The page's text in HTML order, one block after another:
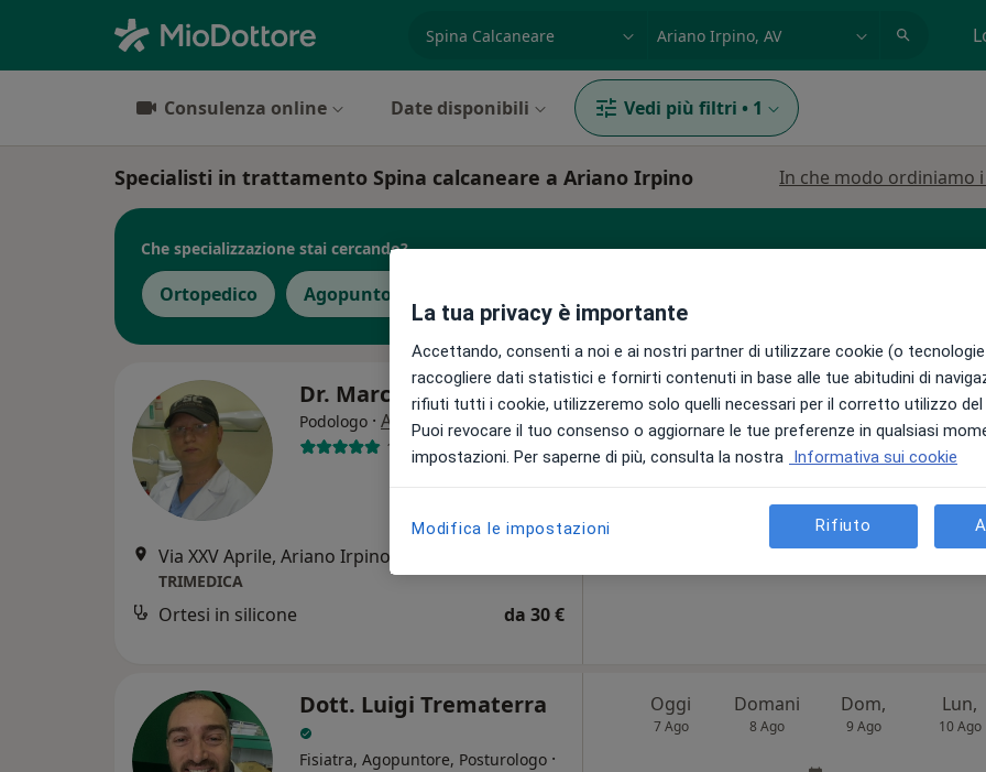
Consulenza online Date disponibili Vedi più filtri • 1
Specialisti in trattamento Spina calcaneare a Ariano Irpino In che modo ordiniamo
Che specializzazione stai cercando?
Ortopedico Agopuntore
Dr. Marco Lombardi
Podologo · Altro
188 recensioni
Via XXV Aprile, Ariano Irpino
TRIMEDICA
Ortesi in silicone da 30 €
Oggi
7 Ago
Domani
8 Ago
Dom,
9 Ago
Lun,
10 Ago
Mostra telefono
Dott. Luigi Trematerra
Fisiatra, Agopuntore, Posturologo ·
Oggi
7 Ago
Domani
8 Ago
Dom,
9 Ago
Lun,
10 Ago
La tua privacy è importante
Accettando, consenti a noi e ai nostri partner di utilizzare cookie (o
raccogliere dati statistici e fornirti contenuti in base alle tue abitudini di
rifiuti tutti i cookie, utilizzeremo solo quelli necessari per il corretto utilizzo
Puoi revocare il tuo consenso o aggiornare le tue preferenze in qualsiasi
impostazioni. Per saperne di più, consulta la nostra Informativa sui cookie
Modifica le impostazioni Rifiuto